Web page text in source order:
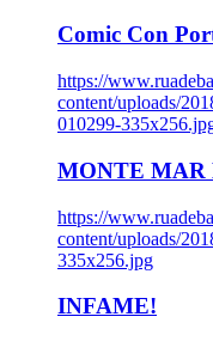
Comic Con
https://
content/uploads/
010299-
MONTE MAR
https://
content/uploads/
335x256.jpg
INFAME!